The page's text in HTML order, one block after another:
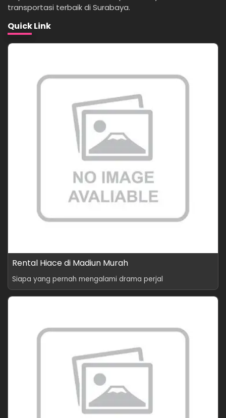
transportasi terbaik di Surabaya.
Quick Link
Rental Hiace di Madiun Murah
Siapa yang pernah mengalami drama perjal